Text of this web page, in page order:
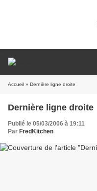
Accueil » Dernière ligne droite
Dernière ligne droite
Publié le 05/03/2006 à 19:11
Par FredKitchen